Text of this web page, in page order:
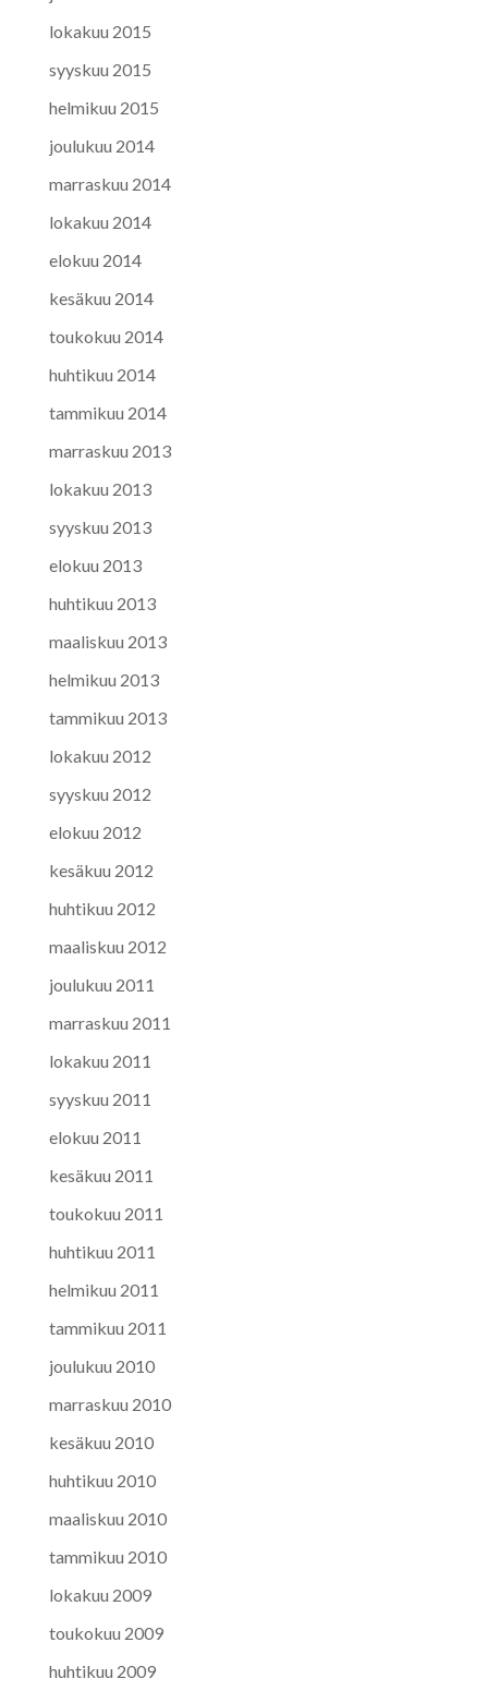
lokakuu 2015
syyskuu 2015
helmikuu 2015
joulukuu 2014
marraskuu 2014
lokakuu 2014
elokuu 2014
kesäkuu 2014
toukokuu 2014
huhtikuu 2014
tammikuu 2014
marraskuu 2013
lokakuu 2013
syyskuu 2013
elokuu 2013
huhtikuu 2013
maaliskuu 2013
helmikuu 2013
tammikuu 2013
lokakuu 2012
syyskuu 2012
elokuu 2012
kesäkuu 2012
huhtikuu 2012
maaliskuu 2012
joulukuu 2011
marraskuu 2011
lokakuu 2011
syyskuu 2011
elokuu 2011
kesäkuu 2011
toukokuu 2011
huhtikuu 2011
helmikuu 2011
tammikuu 2011
joulukuu 2010
marraskuu 2010
kesäkuu 2010
huhtikuu 2010
maaliskuu 2010
tammikuu 2010
lokakuu 2009
toukokuu 2009
huhtikuu 2009